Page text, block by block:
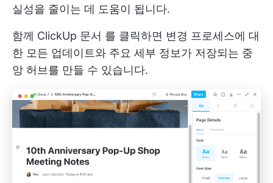
실성을 줄이는 데 도움이 됩니다.
함께 ClickUp 문서 를 클릭하면 변경 프로세스에 대
한 모든 업데이트와 주요 세부 정보가 저장되는 중
앙 허브를 만들 수 있습니다.